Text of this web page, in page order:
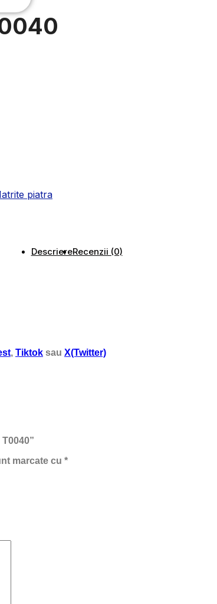
piatra
DescriereRecenzii (0)
, Tiktok sau X(Twitter)
marcate cu *